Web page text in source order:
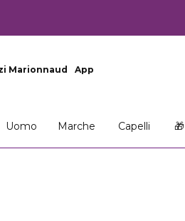
Marionnaud App
Uomo Marche Capelli